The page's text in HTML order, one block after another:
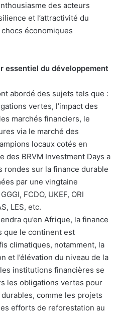
des acteurs
et l’attractivité du
économiques
essentiel du développement
abordé des sujets tels que :
vertes, l’impact des
marchés financiers, le
via le marché des
locaux cotés en
des BRVM Investment Days a
rondes sur la finance durable
par une vingtaine
FCDO, UKEF, ORI
LES, etc.
qu’en Afrique, la finance
que le continent est
climatiques, notamment, la
et l’élévation du niveau de la
institutions financières se
les obligations vertes pour
comme les projets
efforts de reforestation au